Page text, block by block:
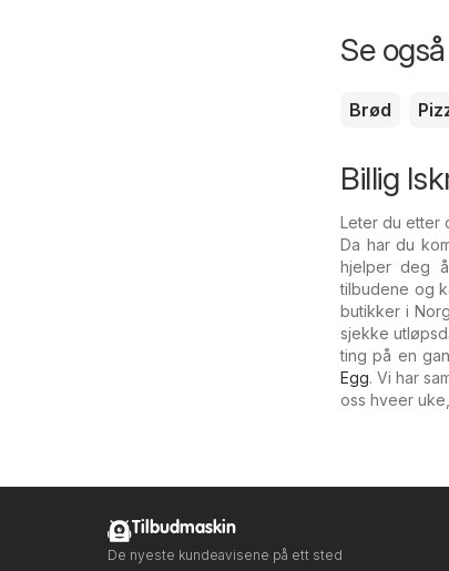
Se
Brød
Billig
Leter du etter
Da har du
hjelper deg
tilbudene og
butikker i
sjekke
ting på en
Egg. Vi har
oss hveer
Tilbudmaskin
De nyeste kundeavisene på ett sted